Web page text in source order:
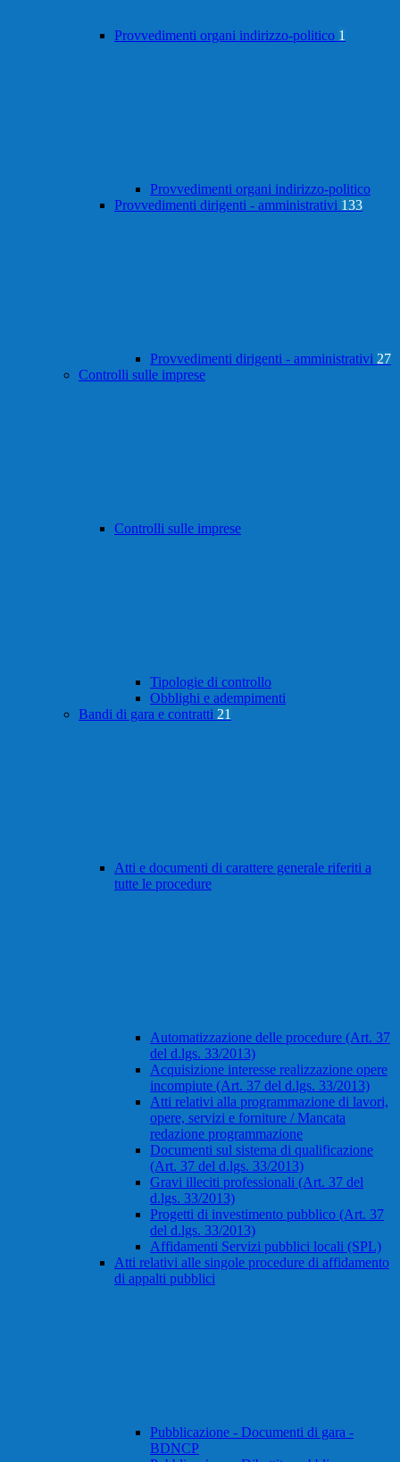
Provvedimenti organi indirizzo-politico 1
Provvedimenti organi indirizzo-politico
Provvedimenti dirigenti - amministrativi 133
Provvedimenti dirigenti - amministrativi 27
Controlli sulle imprese
Controlli sulle imprese
Tipologie di controllo
Obblighi e adempimenti
Bandi di gara e contratti 21
Atti e documenti di carattere generale riferiti a
tutte le procedure
Automatizzazione delle procedure (Art. 37
del d.lgs. 33/2013)
Acquisizione interesse realizzazione opere
incompiute (Art. 37 del d.lgs. 33/2013)
Atti relativi alla programmazione di lavori,
opere, servizi e forniture / Mancata
redazione programmazione
Documenti sul sistema di qualificazione
(Art. 37 del d.lgs. 33/2013)
Gravi illeciti professionali (Art. 37 del
d.lgs. 33/2013)
Progetti di investimento pubblico (Art. 37
del d.lgs. 33/2013)
Affidamenti Servizi pubblici locali (SPL)
Atti relativi alle singole procedure di affidamento
di appalti pubblici
Pubblicazione - Documenti di gara -
BDNCP